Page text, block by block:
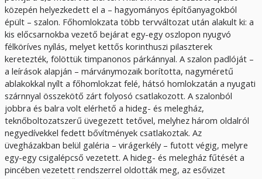
közepén helyezkedett el a – hagyományos építőanyagokból
épült – szalon. Főhomlokzata több tervváltozat után alakult ki: a
kis előcsarnokba vezető bejárat egy-egy oszlopon nyugvó
félköríves nyílás, melyet kettős korinthuszi pilaszterek
keretezték, fölöttük timpanonos párkánnyal. A szalon padlóját –
a leírások alapján – márványmozaik borította, nagyméretű
ablakokkal nyílt a főhomlokzat felé, hátsó homlokzatán a nyugati
szárnnyal összekötő zárt folyosó csatlakozott. A szalonból
jobbra és balra volt elérhető a hideg- és melegház,
teknőboltozatszerű üvegezett tetővel, melyhez három oldalról
negyedívekkel fedett bővítmények csatlakoztak. Az
üvegházakban belül galéria – virágerkély – futott végig, melyre
egy-egy csigalépcső vezetett. A hideg- és melegház fűtését a
pincében vezetett rendszerrel oldották meg, az esővizet